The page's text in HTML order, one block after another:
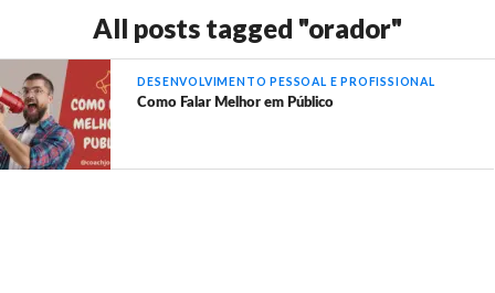
All posts tagged "orador"
DESENVOLVIMENTO PESSOAL E PROFISSIONAL
Como Falar Melhor em Público